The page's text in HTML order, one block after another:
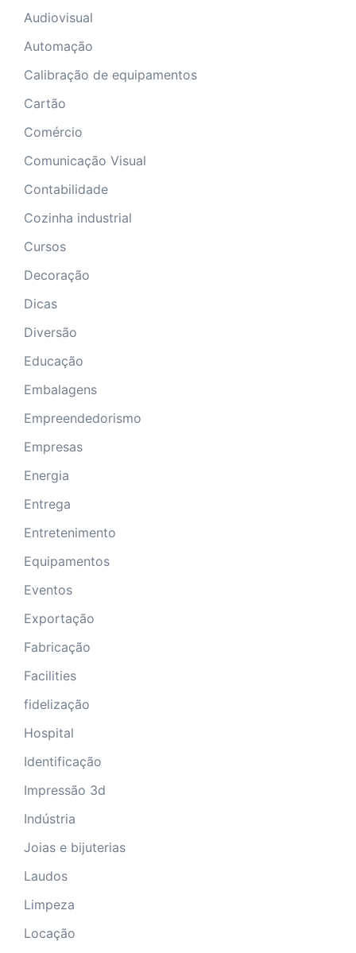
Audiovisual
Automação
Calibração de equipamentos
Cartão
Comércio
Comunicação Visual
Contabilidade
Cozinha industrial
Cursos
Decoração
Dicas
Diversão
Educação
Embalagens
Empreendedorismo
Empresas
Energia
Entrega
Entretenimento
Equipamentos
Eventos
Exportação
Fabricação
Facilities
fidelização
Hospital
Identificação
Impressão 3d
Indústria
Joias e bijuterias
Laudos
Limpeza
Locação